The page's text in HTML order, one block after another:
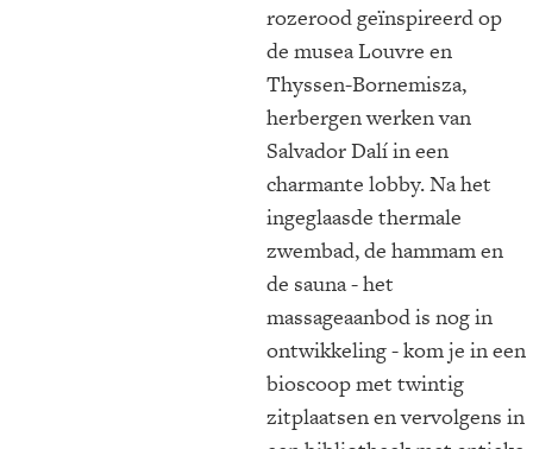
rozerood geïnspireerd op
de musea Louvre en
Thyssen-Bornemisza,
herbergen werken van
Salvador Dalí in een
charmante lobby. Na het
ingeglaasde thermale
zwembad, de hammam en
de sauna - het
massageaanbod is nog in
ontwikkeling - kom je in een
bioscoop met twintig
zitplaatsen en vervolgens in